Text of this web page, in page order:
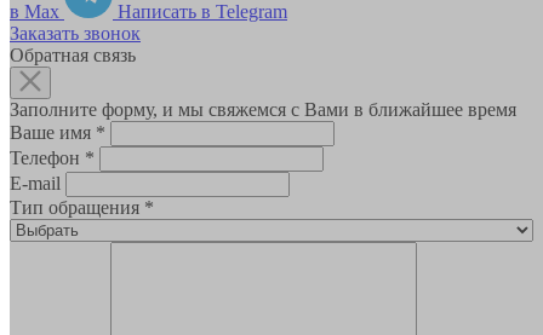
в Max
Написать в Telegram
Заказать звонок
Обратная связь
Заполните форму, и мы свяжемся с Вами в ближайшее время
Ваше имя *
Телефон *
E-mail
Тип обращения *